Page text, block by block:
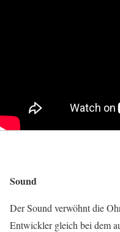
Sound
Der Sound verwöhnt die
Entwickler gleich bei dem